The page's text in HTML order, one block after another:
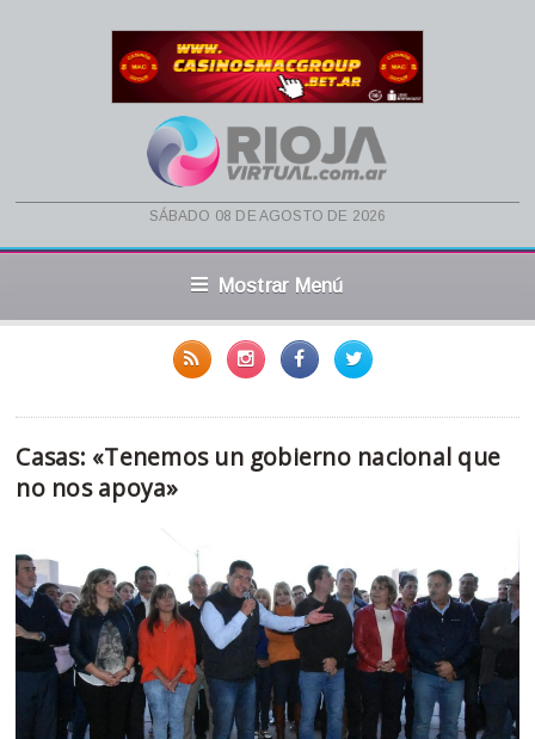
sábado 08 de agosto de 2026
Mostrar Menú
Casas: «Tenemos un gobierno nacional que
no nos apoya»